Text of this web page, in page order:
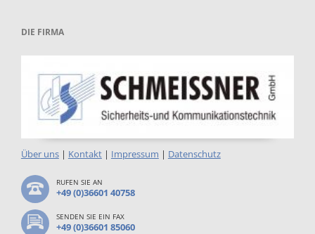
DIE FIRMA
Über uns| Kontakt| Impressum | Datenschutz
RUFEN SIE AN
+49 (0)36601 40758
SENDEN SIE EIN FAX
+49 (0)36601 85060